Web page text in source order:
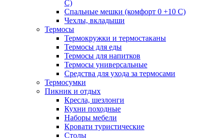
С)
Спальные мешки (комфорт 0 +10 С)
Чехлы, вкладыши
Термосы
Термокружки и термостаканы
Термосы для еды
Термосы для напитков
Термосы универсальные
Средства для ухода за термосами
Термосумки
Пикник и отдых
Кресла, шезлонги
Кухни походные
Наборы мебели
Кровати туристические
Столы